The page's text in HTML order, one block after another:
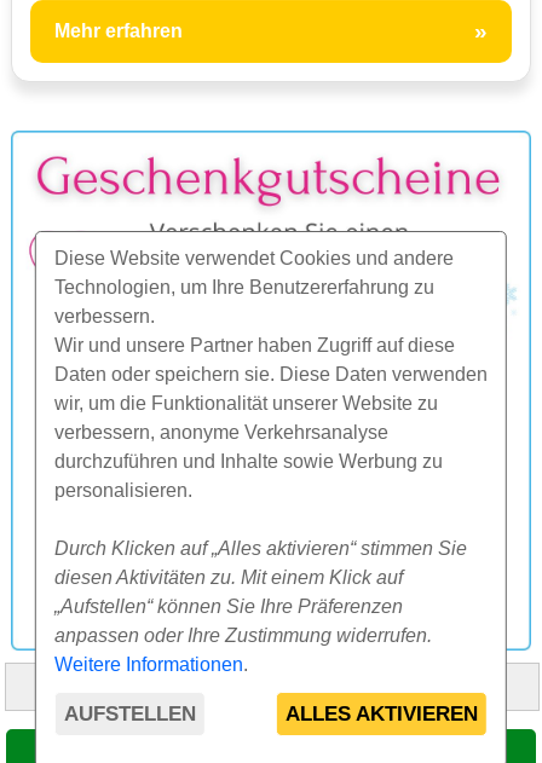
Diese Website verwendet Cookies und andere
Technologien, um Ihre Benutzererfahrung zu
verbessern.
Wir und unsere Partner haben Zugriff auf diese
Daten oder speichern sie. Diese Daten verwenden
wir, um die Funktionalität unserer Website zu
verbessern, anonyme Verkehrsanalyse
durchzuführen und Inhalte sowie Werbung zu
personalisieren.
Durch Klicken auf „Alles aktivieren“ stimmen Sie
diesen Aktivitäten zu. Mit einem Klick auf
„Aufstellen“ können Sie Ihre Präferenzen
anpassen oder Ihre Zustimmung widerrufen.
Weitere Informationen.
AUFSTELLEN ALLES AKTIVIEREN
Mehr erfahren »
© 2000-2026 CK SUNFLOWERS agency, s.r.o.